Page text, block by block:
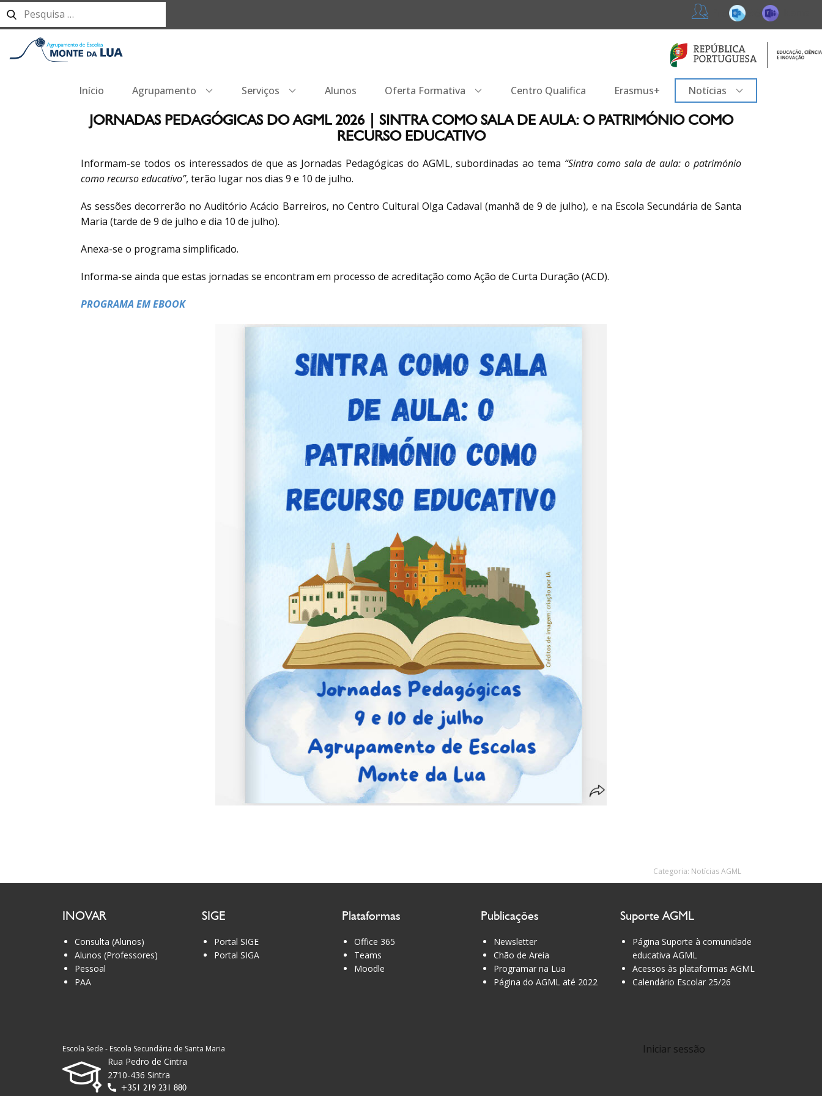
Professores
365
Início Agrupamento Serviços Alunos Oferta Formativa Centro Qualifica Erasmus+ Notícias
JORNADAS PEDAGÓGICAS DO AGML 2026 | SINTRA COMO SALA DE AULA: O PATRIMÓNIO COMO
RECURSO EDUCATIVO
Informam-se todos os interessados de que as Jornadas Pedagógicas do AGML, subordinadas ao tema “Sintra como sala de aula: o património
como recurso educativo”, terão lugar nos dias 9 e 10 de julho.
As sessões decorrerão no Auditório Acácio Barreiros, no Centro Cultural Olga Cadaval (manhã de 9 de julho), e na Escola Secundária de Santa
Maria (tarde de 9 de julho e dia 10 de julho).
Anexa-se o programa simplificado.
Informa-se ainda que estas jornadas se encontram em processo de acreditação como Ação de Curta Duração (ACD).
PROGRAMA EM EBOOK
Categoria: Notícias AGML
INOVAR
Consulta (Alunos)
Alunos (Professores)
Pessoal
PAA
SIGE
Portal SIGE
Portal SIGA
Plataformas
Office 365
Teams
Moodle
Publicações
Newsletter
Chão de Areia
Programar na Lua
Página do AGML até 2022
Suporte AGML
Página Suporte à comunidade
educativa AGML
Acessos às plataformas AGML
Calendário Escolar 25/26
Iniciar sessão
Escola Sede - Escola Secundária de Santa Maria
Rua Pedro de Cintra
2710-436 Sintra
+351 219 231 880